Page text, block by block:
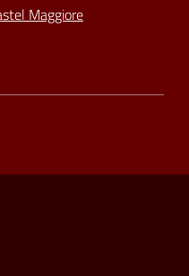
Maggiore